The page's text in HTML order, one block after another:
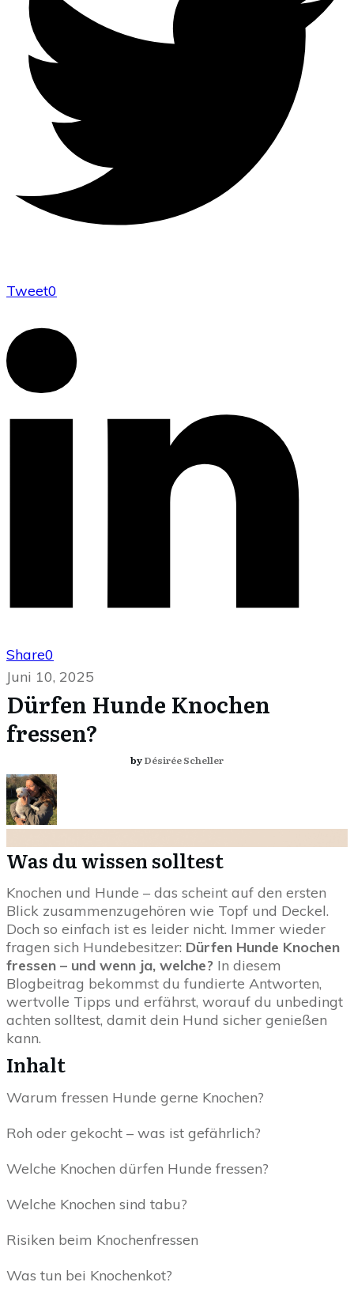
Tweet0
Share0
Juni 10, 2025
Dürfen Hunde Knochen
fressen?
byDésirée Scheller
Was du wissen solltest
Knochen und Hunde – das scheint auf den ersten
Blick zusammenzugehören wie Topf und Deckel.
Doch so einfach ist es leider nicht. Immer wieder
fragen sich Hundebesitzer: Dürfen Hunde Knochen
fressen – und wenn ja, welche? In diesem
Blogbeitrag bekommst du fundierte Antworten,
wertvolle Tipps und erfährst, worauf du unbedingt
achten solltest, damit dein Hund sicher genießen
kann.
Inhalt
Warum fressen Hunde gerne Knochen?
Roh oder gekocht – was ist gefährlich?
Welche Knochen dürfen Hunde fressen?
Welche Knochen sind tabu?
Risiken beim Knochenfressen
Was tun bei Knochenkot?